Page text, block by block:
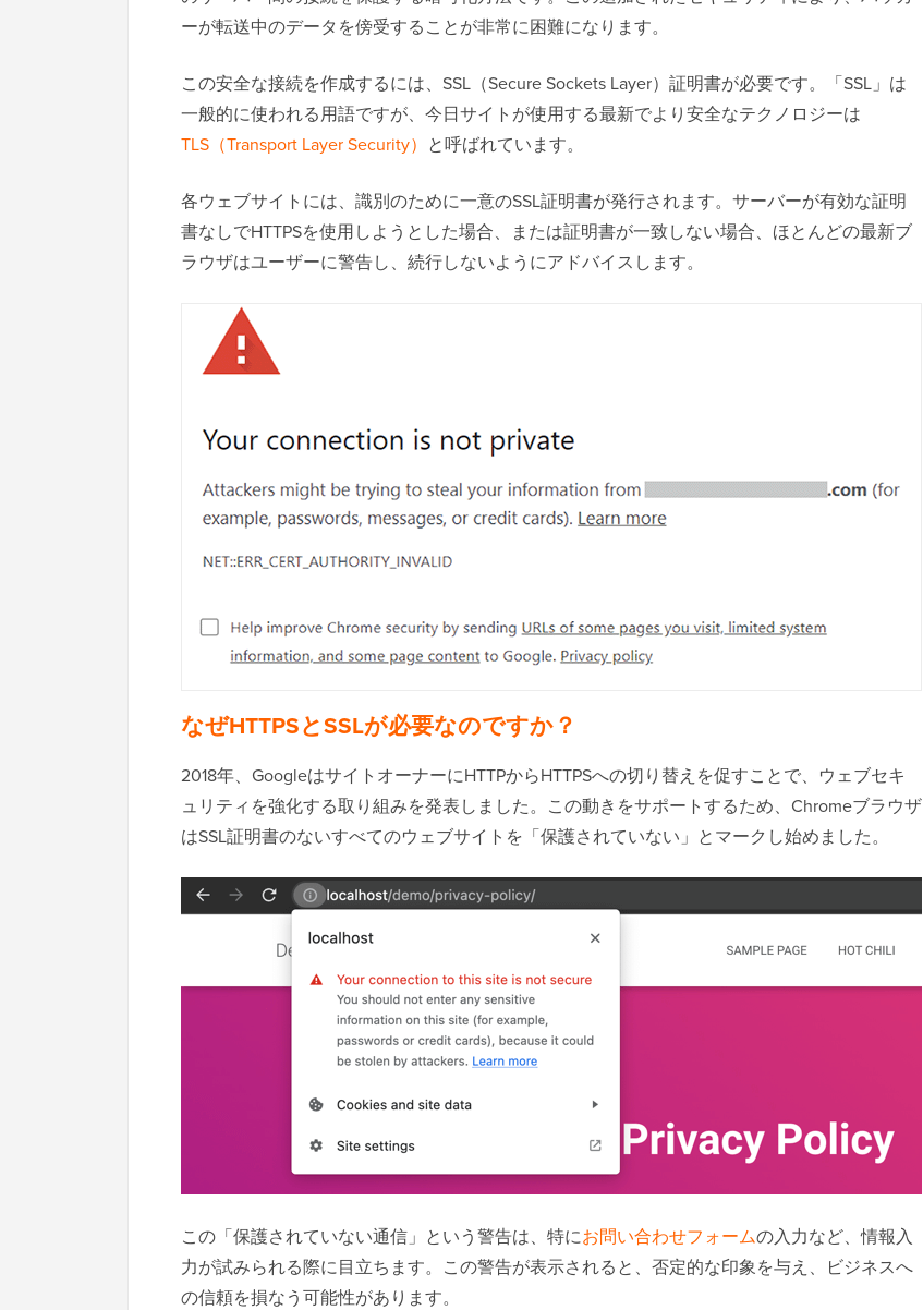
ーが転送中のデータを傍受することが非常に困難になります。
この安全な接続を作成するには、SSL（Secure Sockets Layer）証明書が必要です。「SSL」は
一般的に使われる用語ですが、今日サイトが使用する最新でより安全なテクノロジーは
TLS（Transport Layer Security） と呼ばれています。
各ウェブサイトには、識別のために一意のSSL証明書が発行されます。サーバーが有効な証明
書なしでHTTPSを使用しようとした場合、または証明書が一致しない場合、ほとんどの最新ブ
ラウザはユーザーに警告し、続行しないようにアドバイスします。
なぜHTTPSとSSLが必要なのですか？
2018年、GoogleはサイトオーナーにHTTPからHTTPSへの切り替えを促すことで、ウェブセキ
ュリティを強化する取り組みを発表しました。この動きをサポートするため、Chromeブラウザ
はSSL証明書のないすべてのウェブサイトを「保護されていない」とマークし始めました。
この「保護されていない通信」という警告は、特にお問い合わせフォームの入力など、情報入
力が試みられる際に目立ちます。この警告が表示されると、否定的な印象を与え、ビジネスへ
の信頼を損なう可能性があります。